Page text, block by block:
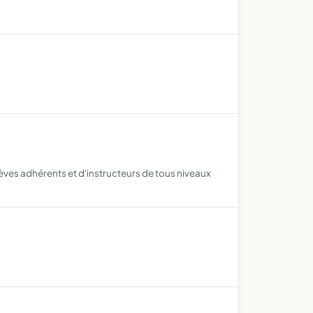
adhérents et d'instructeurs de tous niveaux